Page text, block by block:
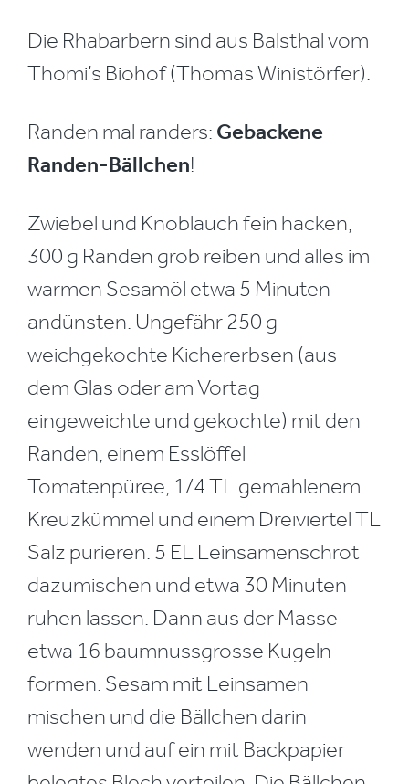
Die Rhabarbern sind aus Balsthal vom
Thomi’s Biohof (Thomas Winistörfer).
Randen mal randers: Gebackene
Randen-Bällchen!
Zwiebel und Knoblauch fein hacken,
300 g Randen grob reiben und alles im
warmen Sesamöl etwa 5 Minuten
andünsten. Ungefähr 250 g
weichgekochte Kichererbsen (aus
dem Glas oder am Vortag
eingeweichte und gekochte) mit den
Randen, einem Esslöffel
Tomatenpüree, 1/4 TL gemahlenem
Kreuzkümmel und einem Dreiviertel TL
Salz pürieren. 5 EL Leinsamenschrot
dazumischen und etwa 30 Minuten
ruhen lassen. Dann aus der Masse
etwa 16 baumnussgrosse Kugeln
formen. Sesam mit Leinsamen
mischen und die Bällchen darin
wenden und auf ein mit Backpapier